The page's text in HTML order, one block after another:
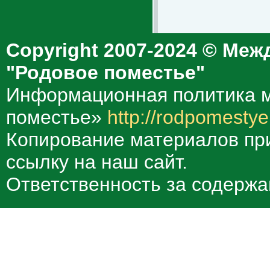
Copyright 2007-2024 ©
"Родовое поместье"
Информационная политика
поместье» http://
Копирование материалов
ссылку на наш сайт.
Ответственность за